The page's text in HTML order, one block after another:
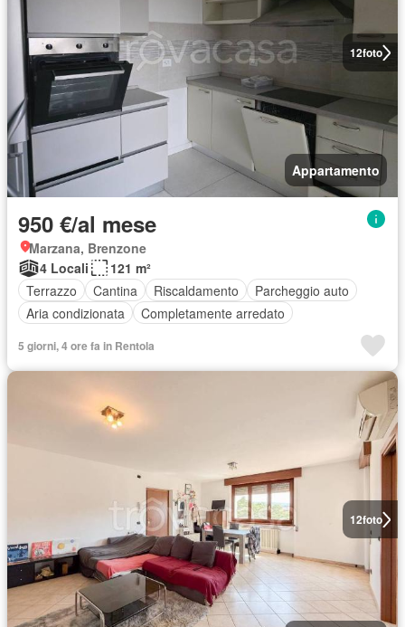
12foto
Appartamento
950 €/al mese
Marzana, Brenzone
4 Locali
121 m²
Terrazzo
Cantina Riscaldamento
Parcheggio auto
Aria condizionata
Completamente arredato
5 giorni, 4 ore fa in Rentola
12foto